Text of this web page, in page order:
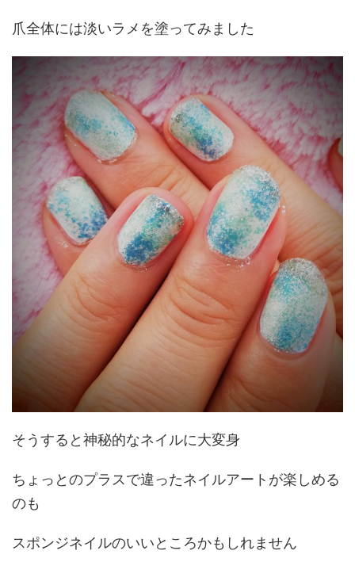
爪全体には淡いラメを塗ってみました
そうすると神秘的なネイルに大変身
ちょっとのプラスで違ったネイルアートが楽しめる
のも
スポンジネイルのいいところかもしれません